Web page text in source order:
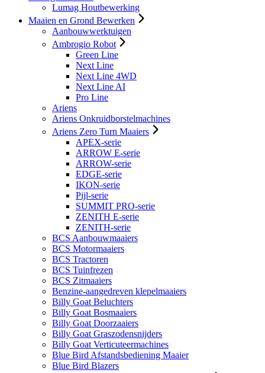
Lumag Houtbewerking
Maaien en Grond Bewerken
Aanbouwwerktuigen
Ambrogio Robot
Green Line
Next Line
Next Line 4WD
Next Line AI
Pro Line
Ariens
Ariens Onkruidborstelmachines
Ariens Zero Turn Maaiers
APEX-serie
ARROW E-serie
ARROW-serie
EDGE-serie
IKON-serie
Pijl-serie
SUMMIT PRO-serie
ZENITH E-serie
ZENITH-serie
BCS Aanbouwmaaiers
BCS Motormaaiers
BCS Tractoren
BCS Tuinfrezen
BCS Zitmaaiers
Benzine-aangedreven klepelmaaiers
Billy Goat Beluchters
Billy Goat Bosmaaiers
Billy Goat Doorzaaiers
Billy Goat Graszodensnijders
Billy Goat Verticuteermachines
Blue Bird Afstandsbediening Maaier
Blue Bird Blazers